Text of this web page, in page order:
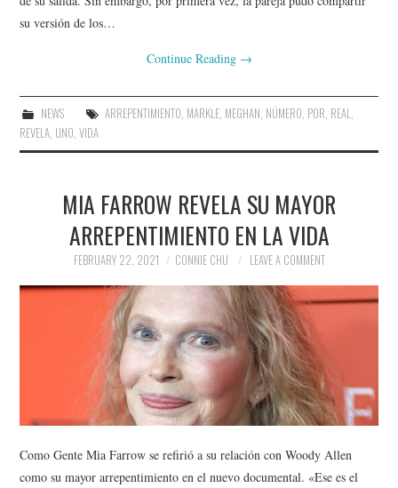
su versión de los…
Continue Reading →
NEWS ARREPENTIMIENTO, MARKLE, MEGHAN, NÚMERO, POR, REAL,
REVELA, UNO,VIDA
MIA FARROW REVELA SU MAYOR
ARREPENTIMIENTO EN LA VIDA
FEBRUARY 22, 2021 CONNIE CHU LEAVE A COMMENT
Como Gente Mia Farrow se refirió a su relación con Woody Allen
como su mayor arrepentimiento en el nuevo documental. «Ese es el